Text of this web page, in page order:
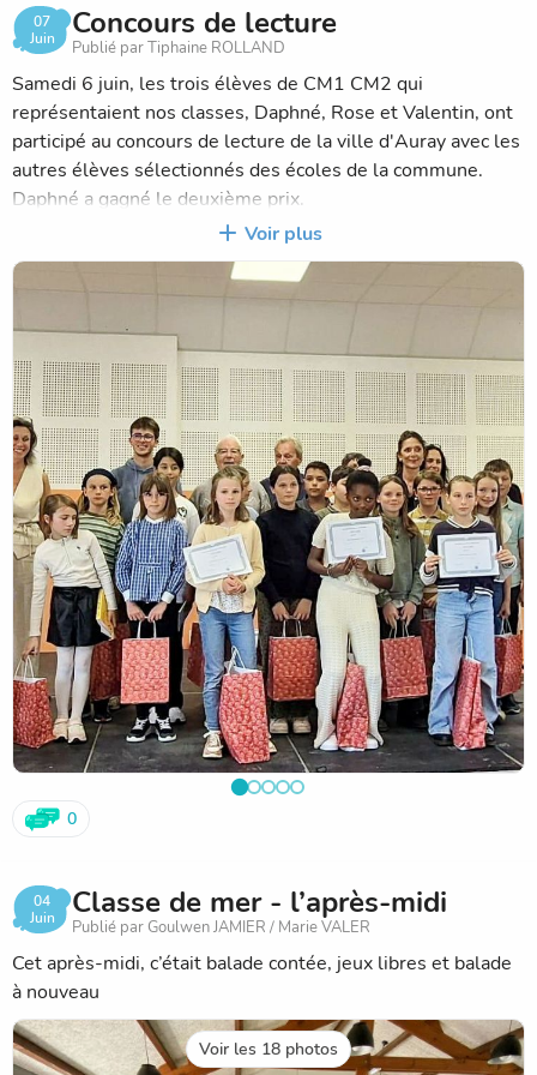
07
Juin
Concours de lecture
Publié par Tiphaine ROLLAND
Samedi 6 juin, les trois élèves de CM1 CM2 qui
représentaient nos classes, Daphné, Rose et Valentin, ont
participé au concours de lecture de la ville d'Auray avec les
autres élèves sélectionnés des écoles de la commune.
Daphné a gagné le deuxième prix.
Bravo à Daphné, Rose et Valentin pour leur préparation et
leur présentation lors de ce concours !
Voir plus
0
04
Juin
Classe de mer - l’après-midi
Publié par Goulwen JAMIER / Marie VALER
Cet après-midi, c’était balade contée, jeux libres et balade
à nouveau
Voir les 18 photos